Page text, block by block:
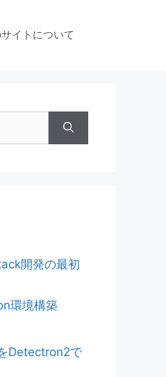
イトについて
開発の最初
環境構築
Detectron2で